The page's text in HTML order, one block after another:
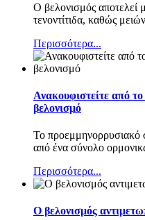
Ο βελονισμός αποτελεί
τενοντίτιδα, καθώς
Περισσότερα...
Ανακουφιστείτε από
βελονισμό
Το προεμμηνορρυσιακό
από ένα σύνολο
Περισσότερα...
Ο βελονισμός